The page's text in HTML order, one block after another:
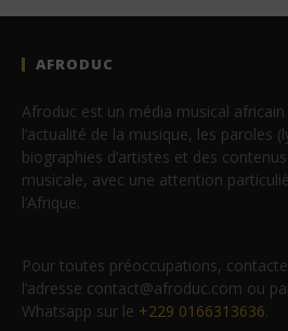
AFRODUC
Afroduc est un média musical
l’actualité de la musique, les paroles
biographies d’artistes et des
musicale, avec une attention
l’Afrique.
Pour toutes préoccupations,
l’adresse contact@afroduc.com ou
Whatsapp sur le +229 0166313636.